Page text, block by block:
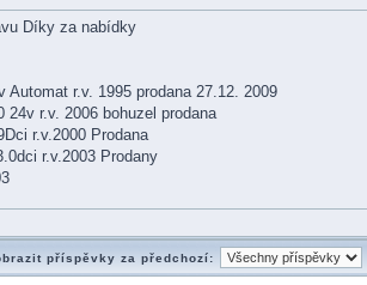
Díky za nabídky
Automat r.v. 1995 prodana 27.12. 2009
24v r.v. 2006 bohuzel prodana
r.v.2000 Prodana
r.v.2003 Prodany
příspěvky za předchozí: